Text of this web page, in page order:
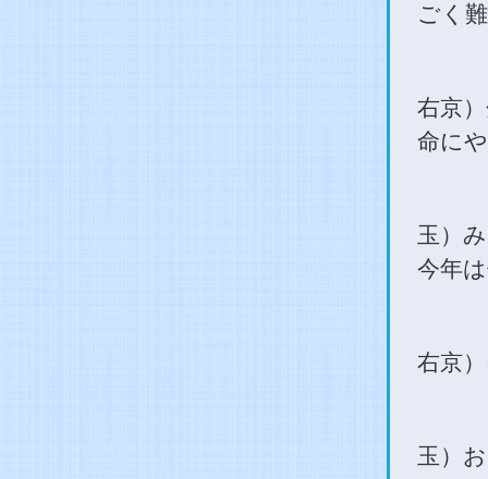
ごく
右京
命に
玉）
今年
右京
玉）